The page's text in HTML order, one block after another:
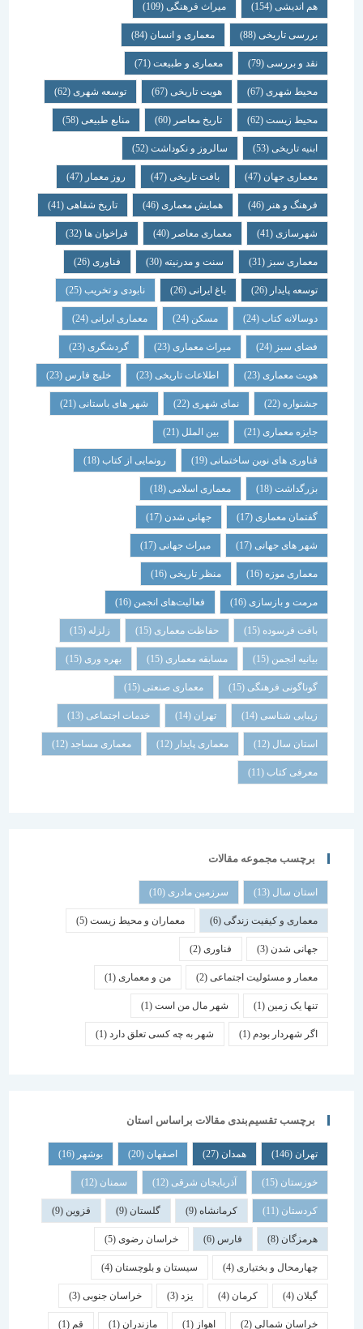
هم اندیشی (154) میراث فرهنگی (109)
بررسی تاریخی (88) معماری و انسان (84)
نقد و بررسی (79) معماری و طبیعت (71)
محیط شهری(67) هویت تاریخی(67) توسعه شهری(62)
محیط زیست(62) تاریخ معاصر(60) منابع طبیعی(58)
ابنیه تاریخی(53) سالروز و نکوداشت(52)
معماری جهان (47) بافت تاریخی(47) روز معمار(47)
فرهنگ و هنر(46) همایش معماری (46) تاریخ شفاهی (41)
شهرسازی(41) معماری معاصر(40) فراخوان ها (32)
معماری سبز(31) سنت و مدرنیته(30) فناوری (26)
توسعه پایدار(26) باغ ایرانی(26) نابودی و تخریب(25)
دوسالانه کتاب(24) مسکن (24) معماری ایرانی(24)
فضای سبز(24) میراث معماری (23) گردشگری (23)
هویت معماری (23) اطلاعات تاریخی(23) خلیج فارس(23)
جشنواره(22) نمای شهری(22) شهر های باستانی (21)
جایزه معماری (21) بین الملل(21)
فناوری های نوین ساختمانی(19) رونمایی از کتاب (18)
بزرگداشت (18) معماری اسلامی(18)
گفتمان معماری (17) جهانی شدن(17)
شهر های جهانی(17) میراث جهانی(17)
معماری موزه(16) منظر تاریخی (16)
مرمت و بازسازی(16) فعالیت‌های انجمن(16)
بافت فرسوده (15) حفاظت معماری (15) زلزله
بیانیه انجمن(15) مسابقه معماری (15) بهره وری(15)
گوناگونی فرهنگی (15) معماری صنعتی(15)
زیبایی شناسی (14) تهران خدمات اجتماعی (13)
استان سال(12) معماری پایدار (12) معماری مساجد(12)
معرفی کتاب(11)
برچسب مجموعه مقالات
استان سال(13) سرزمین مادری(10)
معماری و کیفیت زندگی(6) معماران و محیط زیست(5)
جهانی شدن(3) فناوری (2)
معمار و مسئولیت اجتماعی (2) من و معماری (1)
تنها یک زمین(1) شهر مال من است(1)
اگر شهردار بودم (1) شهر به چه کسی تعلق دارد(1)
برچسب تقسیم‌بندی مقالات براساس استان
همدان اصفهان (20) بوشهر
خوزستان(15) آذربایجان شرقی(12) سمنان (12)
کردستان(11) کرمانشاه(9) گلستان (9) قزوین
هرمزگان(8) فارس خراسان رضوی(5)
چهارمحال و بختیاری (4) سیستان و بلوچستان(4)
کرمان یزد خراسان جنوبی(3)
خراسان شمالی(2) اهواز مازندران(1) قم